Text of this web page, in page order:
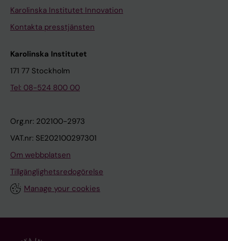
Karolinska Institutet Innovation
Kontakta presstjänsten
Karolinska Institutet
171 77 Stockholm
Tel: 08-524 800 00
Org.nr: 202100-2973
VAT.nr: SE202100297301
Om webbplatsen
Tillgänglighetsredogörelse
Manage your cookies